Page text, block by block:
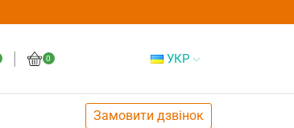
0 УКР
Замовити дзвінок